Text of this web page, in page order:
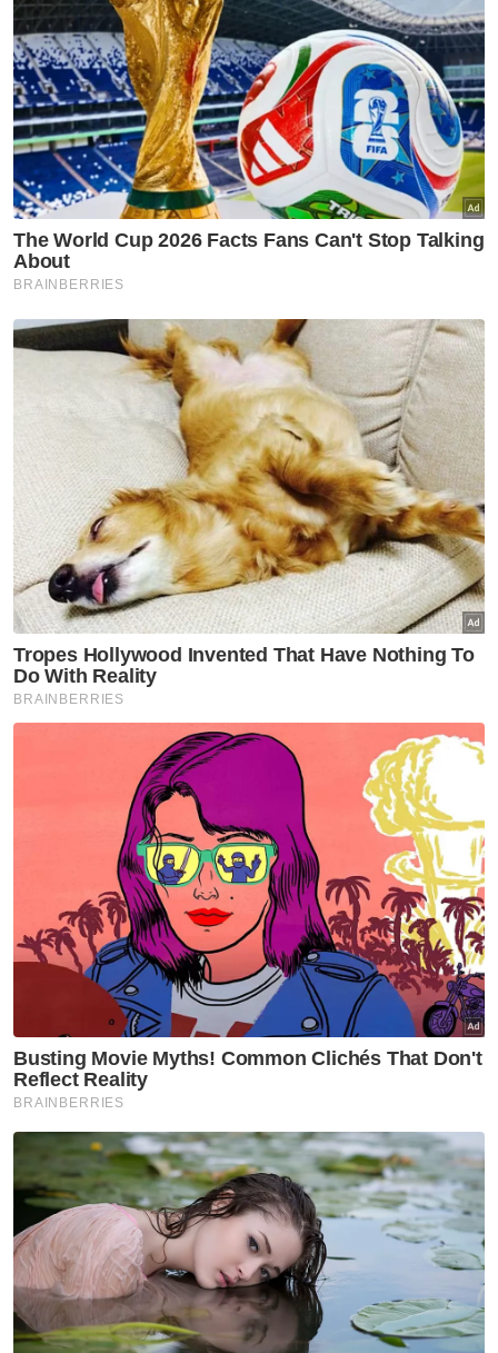
Asma' meluahkan rasa kecewa kerana ramai
wanita Islam pelbagai peringkat umur
mengikuti trend tersebut serta menganggap
ia sebagai tidak menghormati tradisi dan
adab semasa Hari Raya.
Selain itu, tular video di media sosial
berdurasi 22 saat mendakwa tarian itu
diambil dari tarian tradisional Yahudi susulan
pergerakannya kelihatan serupa dengan
trend terima duit yang viral ketika ini.
Berita Telus & Tulus menerusi E-Mel setiap
Muat turun aplikasi Sinar Harian. Klik di sini!
Trend
TikTok
Dr Mohamad Sabri Harun
Berita Paling Hangat